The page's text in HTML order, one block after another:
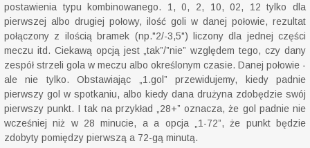
postawienia typu kombinowanego. 1, 0, 2, 10, 02, 12 tylko dla
pierwszej albo drugiej połowy, ilość goli w danej połowie, rezultat
połączony z ilością bramek (np."2/-3,5") liczony dla jednej części
meczu itd. Ciekawą opcją jest „tak”/”nie” względem tego, czy dany
zespół strzeli gola w meczu albo określonym czasie. Danej połowie -
ale nie tylko. Obstawiając „1.gol” przewidujemy, kiedy padnie
pierwszy gol w spotkaniu, albo kiedy dana drużyna zdobędzie swój
pierwszy punkt. I tak na przykład „28+” oznacza, że gol padnie nie
wcześniej niż w 28 minucie, a a opcja „1-72”, że punkt będzie
zdobyty pomiędzy pierwszą a 72-gą minutą.